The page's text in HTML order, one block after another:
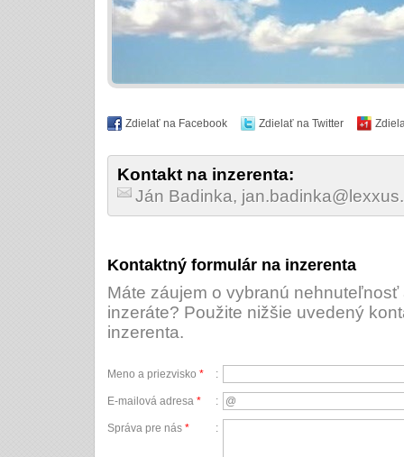
Zdielať na Facebook Zdielať na Twitter
Kontakt na inzerenta:
Ján Badinka,
Kontaktný formulár na inzerenta
Máte záujem o vybranú
inzeráte? Použite nižšie uvedený
inzerenta.
Meno a priezvisko * :
E-mailová adresa * :
Správa pre nás * :